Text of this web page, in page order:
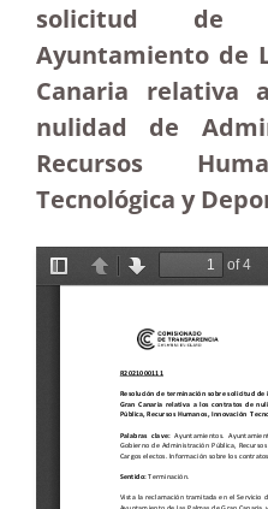
solicitud de
Ayuntamiento de
Canaria relativa
nulidad de
Recursos
Tecnológica y